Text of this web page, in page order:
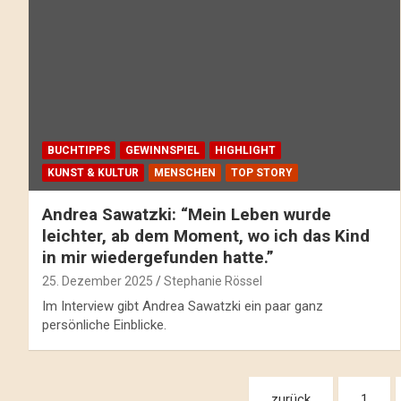
BUCHTIPPS GEWINNSPIEL
HIGHLIGHT
KUNST & KULTUR
MENSCHEN TOP STORY
Andrea Sawatzki: “Mein Leben wurde
leichter, ab dem Moment, wo ich das Kind
in mir wiedergefunden hatte.”
25. Dezember 2025 Stephanie Rössel
Im Interview gibt Andrea Sawatzki ein paar ganz
persönliche Einblicke.